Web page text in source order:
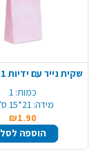
כמות: 1
מידה: 21*15 ס"מ
₪1.90
הוספה לסל